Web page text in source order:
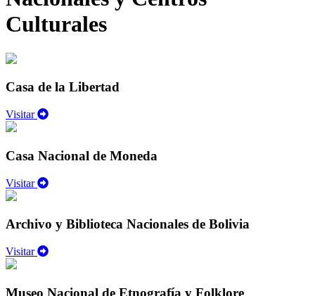
Culturales
Casa de la Libertad
Visitar
Casa Nacional de Moneda
Visitar
Archivo y Biblioteca Nacionales de Bolivia
Visitar
Museo Nacional de Etnografía y Folklore